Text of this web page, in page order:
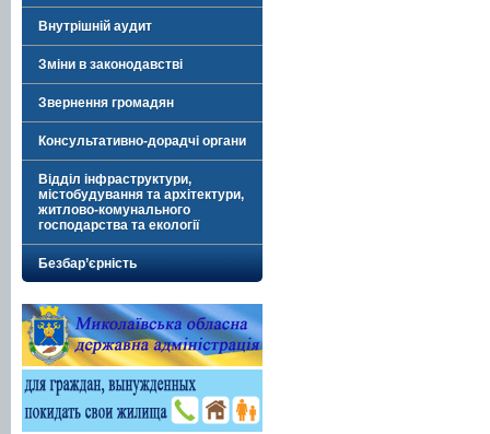
Внутрішній аудит
Зміни в законодавстві
Звернення громадян
Консультативно-дорадчі органи
Відділ інфраструктури,
містобудування та архітектури,
житлово-комунального
господарства та екології
Безбар’єрність